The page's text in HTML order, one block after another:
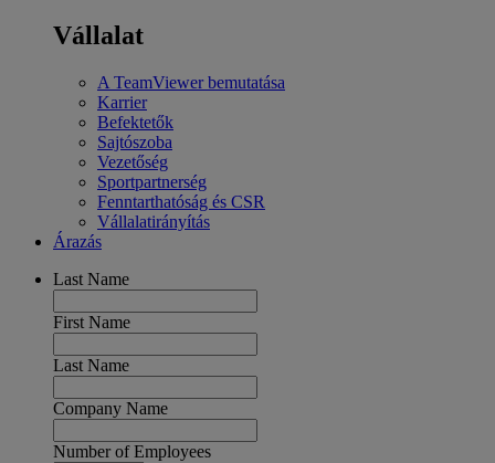
Vállalat
A TeamViewer bemutatása
Karrier
Befektetők
Sajtószoba
Vezetőség
Sportpartnerség
Fenntarthatóság és CSR
Vállalatirányítás
Árazás
Last Name
First Name
Last Name
Company Name
Number of Employees